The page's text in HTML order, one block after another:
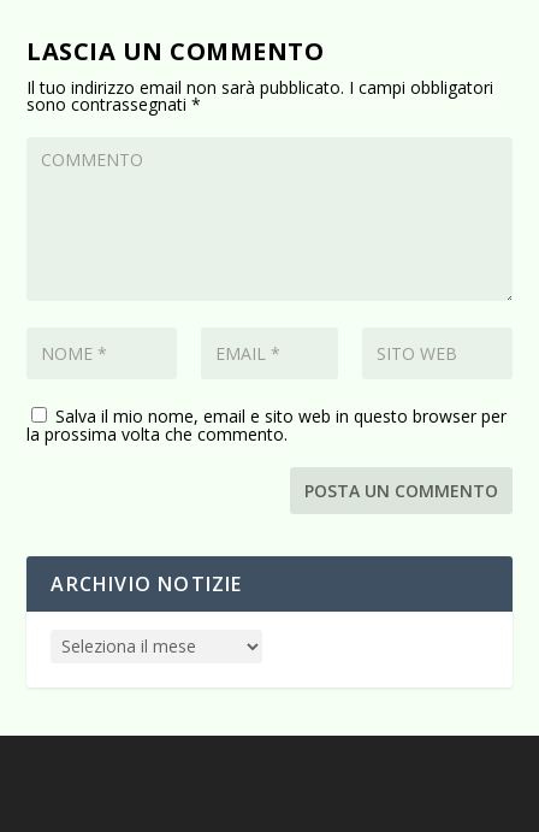
LASCIA UN COMMENTO
Il tuo indirizzo email non sarà pubblicato. I campi obbligatori
sono contrassegnati*
Salva il mio nome, email e sito web in questo browser per
la prossima volta che commento.
ARCHIVIO NOTIZIE